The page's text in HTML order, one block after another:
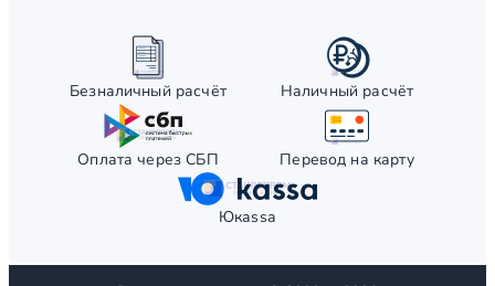
Безналичный расчёт Наличный расчёт
Оплата через СБП Перевод на карту
Юкаssа